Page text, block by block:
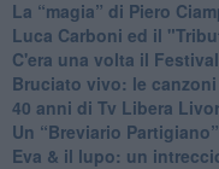
La “magia” di Piero
Luca Carboni ed il
C'era una volta il
Bruciato vivo: le
40 anni di Tv Libera
Un “Breviario
Eva & il lupo: un